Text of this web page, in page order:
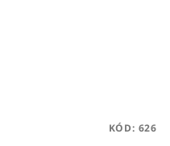
KÓD: 626